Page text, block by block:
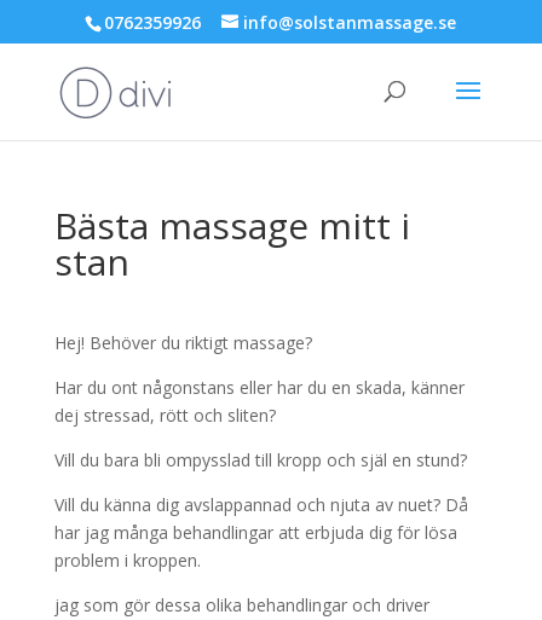
0762359926 info@solstanmassage.se
Bästa massage mitt i
stan
Hej! Behöver du riktigt massage?
Har du ont någonstans eller har du en skada, känner
dej stressad, rött och sliten?
Vill du bara bli ompysslad till kropp och själ en stund?
Vill du känna dig avslappannad och njuta av nuet? Då
har jag många behandlingar att erbjuda dig för lösa
problem i kroppen.
jag som gör dessa olika behandlingar och driver